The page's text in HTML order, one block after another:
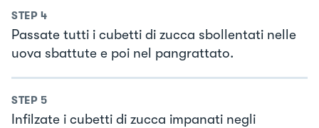
STEP 4
Passate tutti i cubetti di zucca sbollentati nelle
uova sbattute e poi nel pangrattato.
STEP 5
Infilzate i cubetti di zucca impanati negli